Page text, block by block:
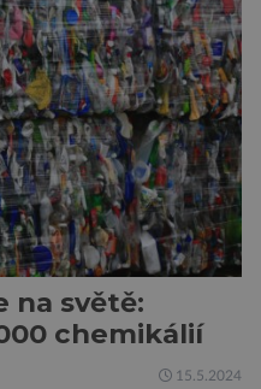
to znamená, že se
přípravě výstavy
[…]
na světě:
chemikálií
15.5.2024